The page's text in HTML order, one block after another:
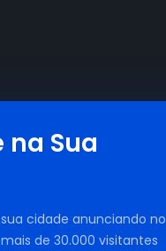
Sua
cidade anunciando no
de 30.000 visitantes